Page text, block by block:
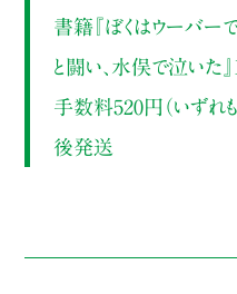
書籍『ぼくはウーバー
と闘い、水俣で泣いた
手数料520円（いずれ
後発送